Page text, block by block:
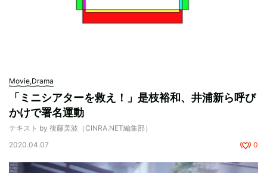
Movie,Drama
「ミニシアターを救え！」是枝裕和、井浦新ら呼び
かけで署名運動
テキスト by 後藤美波（CINRA.NET編集部）
2020.04.07
0